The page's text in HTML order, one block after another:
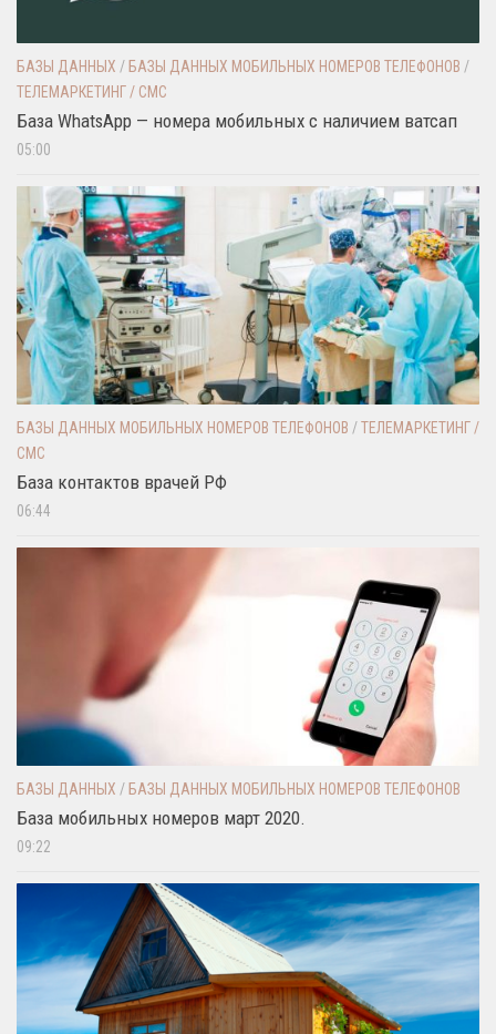
БАЗЫ ДАННЫХ / БАЗЫ ДАННЫХ МОБИЛЬНЫХ НОМЕРОВ ТЕЛЕФОНОВ /
ТЕЛЕМАРКЕТИНГ / СМС
База WhatsApp — номера мобильных с наличием ватсап
05:00
БАЗЫ ДАННЫХ МОБИЛЬНЫХ НОМЕРОВ ТЕЛЕФОНОВ /ТЕЛЕМАРКЕТИНГ /
СМС
База контактов врачей РФ
06:44
БАЗЫ ДАННЫХ / БАЗЫ ДАННЫХ МОБИЛЬНЫХ НОМЕРОВ ТЕЛЕФОНОВ
База мобильных номеров март 2020.
09:22